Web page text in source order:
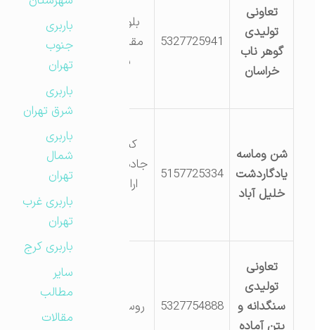
تعاونی
تولیدی
گوهر ناب
خراسان
5327725941
بلوار معلم
مقابل آتش
نشانی
شن وماسه
یادگاردشت
خلیل آباد
5157725334
جاده بردسکن
اراضی پیر
تعاونی
تولیدی
سنگدانه و
بتن آماده
5327754888 روستای ایرج
باربری
جنوب
تهران
باربری
شرق تهران
باربری
شمال
تهران
باربری غرب
تهران
باربری کرج
مطالب
مقالات